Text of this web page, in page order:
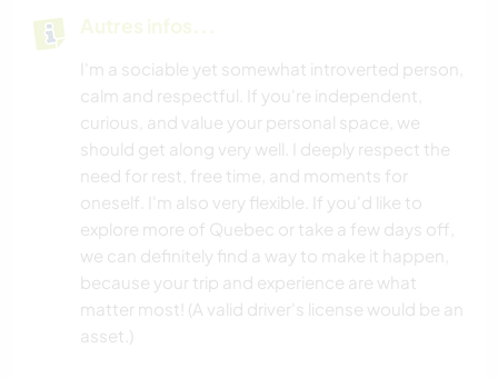
Autres infos...
I'm a sociable yet somewhat introverted person,
calm and respectful. If you're independent,
curious, and value your personal space, we
should get along very well. I deeply respect the
need for rest, free time, and moments for
oneself. I'm also very flexible. If you'd like to
explore more of Quebec or take a few days off,
we can definitely find a way to make it happen,
because your trip and experience are what
matter most! (A valid driver's license would be an
asset.)